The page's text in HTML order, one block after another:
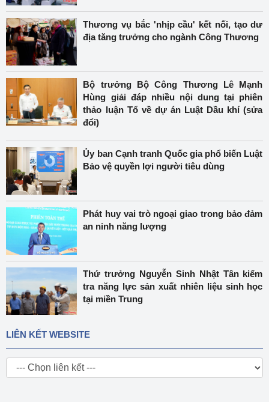
Thương vụ bắc 'nhịp cầu' kết nối, tạo dư
địa tăng trưởng cho ngành Công Thương
Bộ trưởng Bộ Công Thương Lê Mạnh
Hùng giải đáp nhiều nội dung tại phiên
thảo luận Tổ về dự án Luật Dầu khí (sửa
đổi)
Ủy ban Cạnh tranh Quốc gia phổ biến Luật
Bảo vệ quyền lợi người tiêu dùng
Phát huy vai trò ngoại giao trong bảo đảm
an ninh năng lượng
Thứ trưởng Nguyễn Sinh Nhật Tân kiểm
tra năng lực sản xuất nhiên liệu sinh học
tại miền Trung
LIÊN KẾT WEBSITE